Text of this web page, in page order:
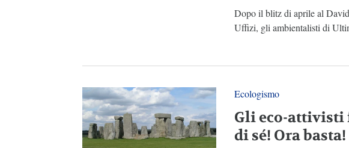
Dopo il blitz di aprile al
Uffizi, gli ambientalisti di
Ecologismo
Gli eco-attivisti
di sé! Ora basta!